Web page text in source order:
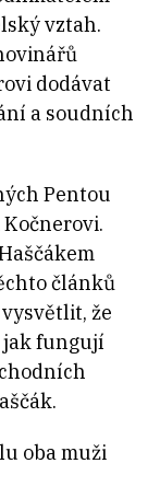
vztah.
dodávat
a soudních
Pentou
článků
že
jak fungují
oba muži